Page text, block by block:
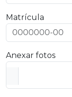
Matrícula
Anexar fotos